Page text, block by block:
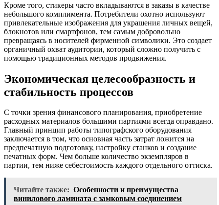
Кроме того, стикеры часто вкладываются в заказы в качестве
небольшого комплимента. Потребители охотно используют
привлекательные изображения для украшения личных вещей,
блокнотов или смартфонов, тем самым добровольно
превращаясь в носителей фирменной символики. Это создает
органичный охват аудитории, который сложно получить с
помощью традиционных методов продвижения.
Экономическая целесообразность и
стабильность процессов
С точки зрения финансового планирования, приобретение
расходных материалов большими партиями всегда оправдано.
Главный принцип работы типографского оборудования
заключается в том, что основная часть затрат ложится на
предпечатную подготовку, настройку станков и создание
печатных форм. Чем больше количество экземпляров в
партии, тем ниже себестоимость каждого отдельного оттиска.
Читайте также: Особенности и преимущества
винилового ламината с замковым соединением